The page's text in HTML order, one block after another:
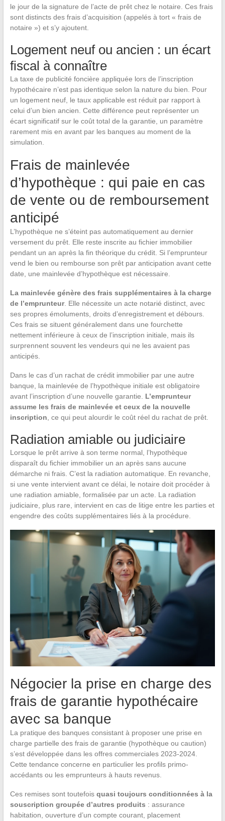
le jour de la signature de l’acte de prêt chez le notaire. Ces frais
sont distincts des frais d’acquisition (appelés à tort « frais de
notaire ») et s’y ajoutent.
Logement neuf ou ancien : un écart
fiscal à connaître
La taxe de publicité foncière appliquée lors de l’inscription
hypothécaire n’est pas identique selon la nature du bien. Pour
un logement neuf, le taux applicable est réduit par rapport à
celui d’un bien ancien. Cette différence peut représenter un
écart significatif sur le coût total de la garantie, un paramètre
rarement mis en avant par les banques au moment de la
simulation.
Frais de mainlevée
d’hypothèque : qui paie en cas
de vente ou de remboursement
anticipé
L’hypothèque ne s’éteint pas automatiquement au dernier
versement du prêt. Elle reste inscrite au fichier immobilier
pendant un an après la fin théorique du crédit. Si l’emprunteur
vend le bien ou rembourse son prêt par anticipation avant cette
date, une mainlevée d’hypothèque est nécessaire.
La mainlevée génère des frais supplémentaires à la charge
de l’emprunteur. Elle nécessite un acte notarié distinct, avec
ses propres émoluments, droits d’enregistrement et débours.
Ces frais se situent généralement dans une fourchette
nettement inférieure à ceux de l’inscription initiale, mais ils
surprennent souvent les vendeurs qui ne les avaient pas
anticipés.
Dans le cas d’un rachat de crédit immobilier par une autre
banque, la mainlevée de l’hypothèque initiale est obligatoire
avant l’inscription d’une nouvelle garantie. L’emprunteur
assume les frais de mainlevée et ceux de la nouvelle
inscription , ce qui peut alourdir le coût réel du rachat de prêt.
Radiation amiable ou judiciaire
Lorsque le prêt arrive à son terme normal, l’hypothèque
disparaît du fichier immobilier un an après sans aucune
démarche ni frais. C’est la radiation automatique. En revanche,
si une vente intervient avant ce délai, le notaire doit procéder à
une radiation amiable, formalisée par un acte. La radiation
judiciaire, plus rare, intervient en cas de litige entre les parties et
engendre des coûts supplémentaires liés à la procédure.
Négocier la prise en charge des
frais de garantie hypothécaire
avec sa banque
La pratique des banques consistant à proposer une prise en
charge partielle des frais de garantie (hypothèque ou caution)
s’est développée dans les offres commerciales 2023-2024.
Cette tendance concerne en particulier les profils primo-
accédants ou les emprunteurs à hauts revenus.
Ces remises sont toutefois quasi toujours conditionnées à la
souscription groupée d’autres produits : assurance
habitation, ouverture d’un compte courant, placement